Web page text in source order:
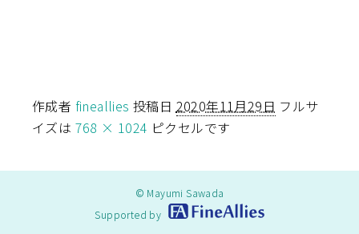
作成者 fineallies 投稿日 2020年11月29日 フルサ
イズは 768 × 1024 ピクセルです
© Mayumi Sawada
Supported by